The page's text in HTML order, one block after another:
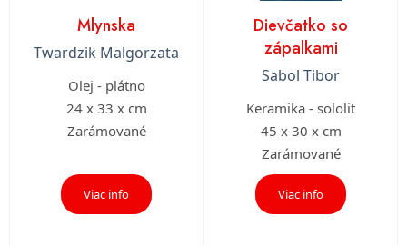
Mlynska
Twardzik Malgorzata
Olej - plátno
24 x 33 x cm
Zarámované
Viac info
Dievčatko so
zápalkami
Sabol Tibor
Keramika - sololit
45 x 30 x cm
Zarámované
Viac info